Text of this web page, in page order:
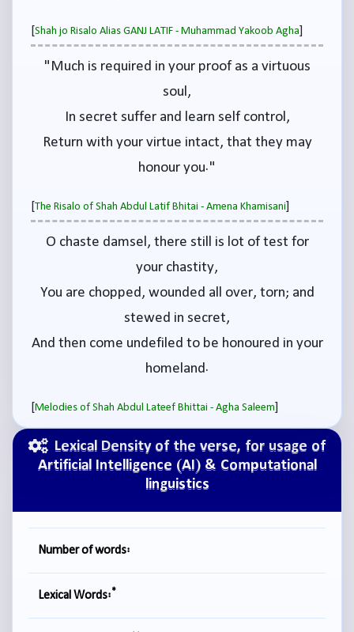
Lexical Density of the verse, for usage of
Artificial Intelligence (AI) & Computational
linguistics
Number of words:
Lexical Words:*
[Shah jo Risalo Alias GANJ LATIF - Muhammad Yakoob Agha
"Much is required in your proof as a virtuous
soul,
In secret suffer and learn self control,
Return with your virtue intact, that they may
honour you."
[The Risalo of Shah Abdul Latif Bhitai - Amena Khamisani
O chaste damsel, there still is lot of test for
your chastity,
You are chopped, wounded all over, torn; and
stewed in secret,
And then come undefiled to be honoured in your
homeland.
[Melodies of Shah Abdul Lateef Bhittai - Agha Saleem